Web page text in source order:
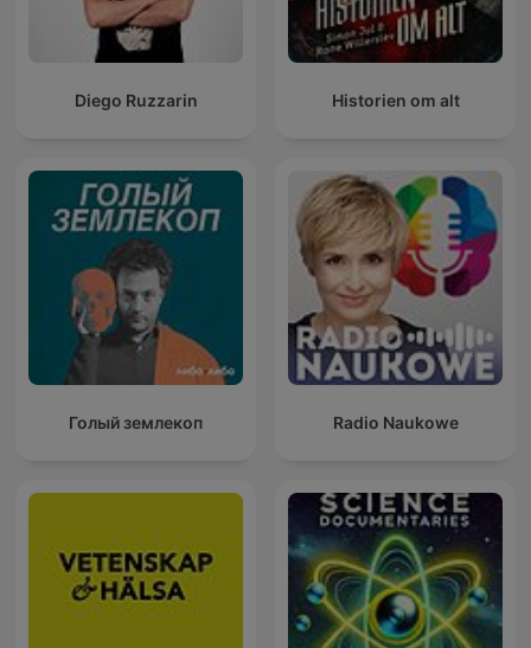
Diego Ruzzarin Historien om alt
Голый землекоп Radio Naukowe